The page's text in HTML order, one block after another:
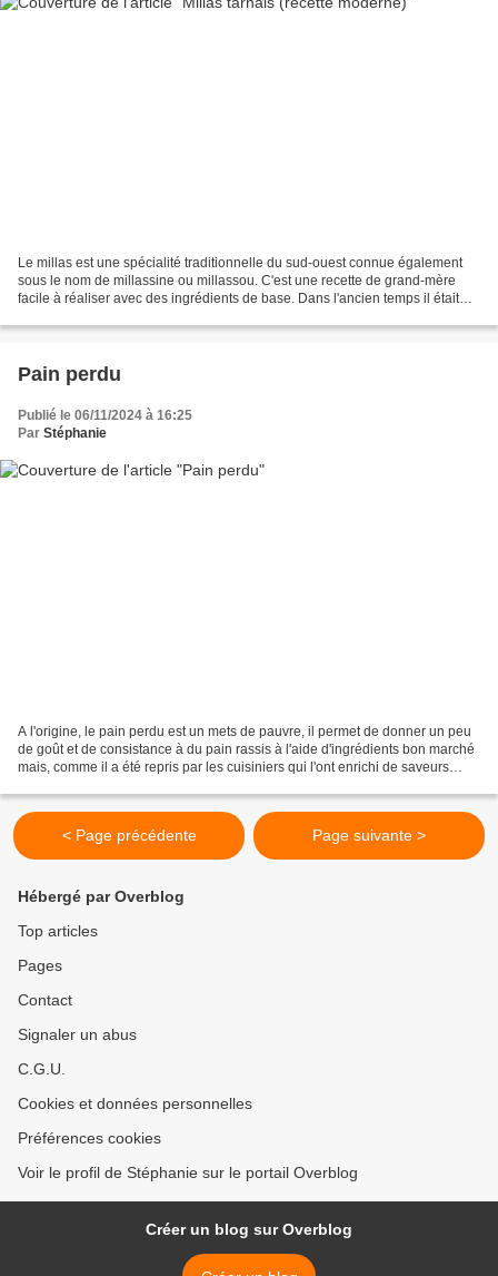
Le millas est une spécialité traditionnelle du sud-ouest connue également
sous le nom de millassine ou millassou. C'est une recette de grand-mère
facile à réaliser avec des ingrédients de base. Dans l'ancien temps il était
Pain perdu
Publié le 06/11/2024 à 16:25
Par Stéphanie
A l'origine, le pain perdu est un mets de pauvre, il permet de donner un peu
de goût et de consistance à du pain rassis à l'aide d'ingrédients bon marché
mais, comme il a été repris par les cuisiniers qui l'ont enrichi de saveurs
< Page précédente Page suivante >
Hébergé par Overblog
Top articles
Pages
Contact
Signaler un abus
C.G.U.
Cookies et données personnelles
Préférences cookies
Voir le profil de Stéphanie sur le portail Overblog
Créer un blog sur Overblog